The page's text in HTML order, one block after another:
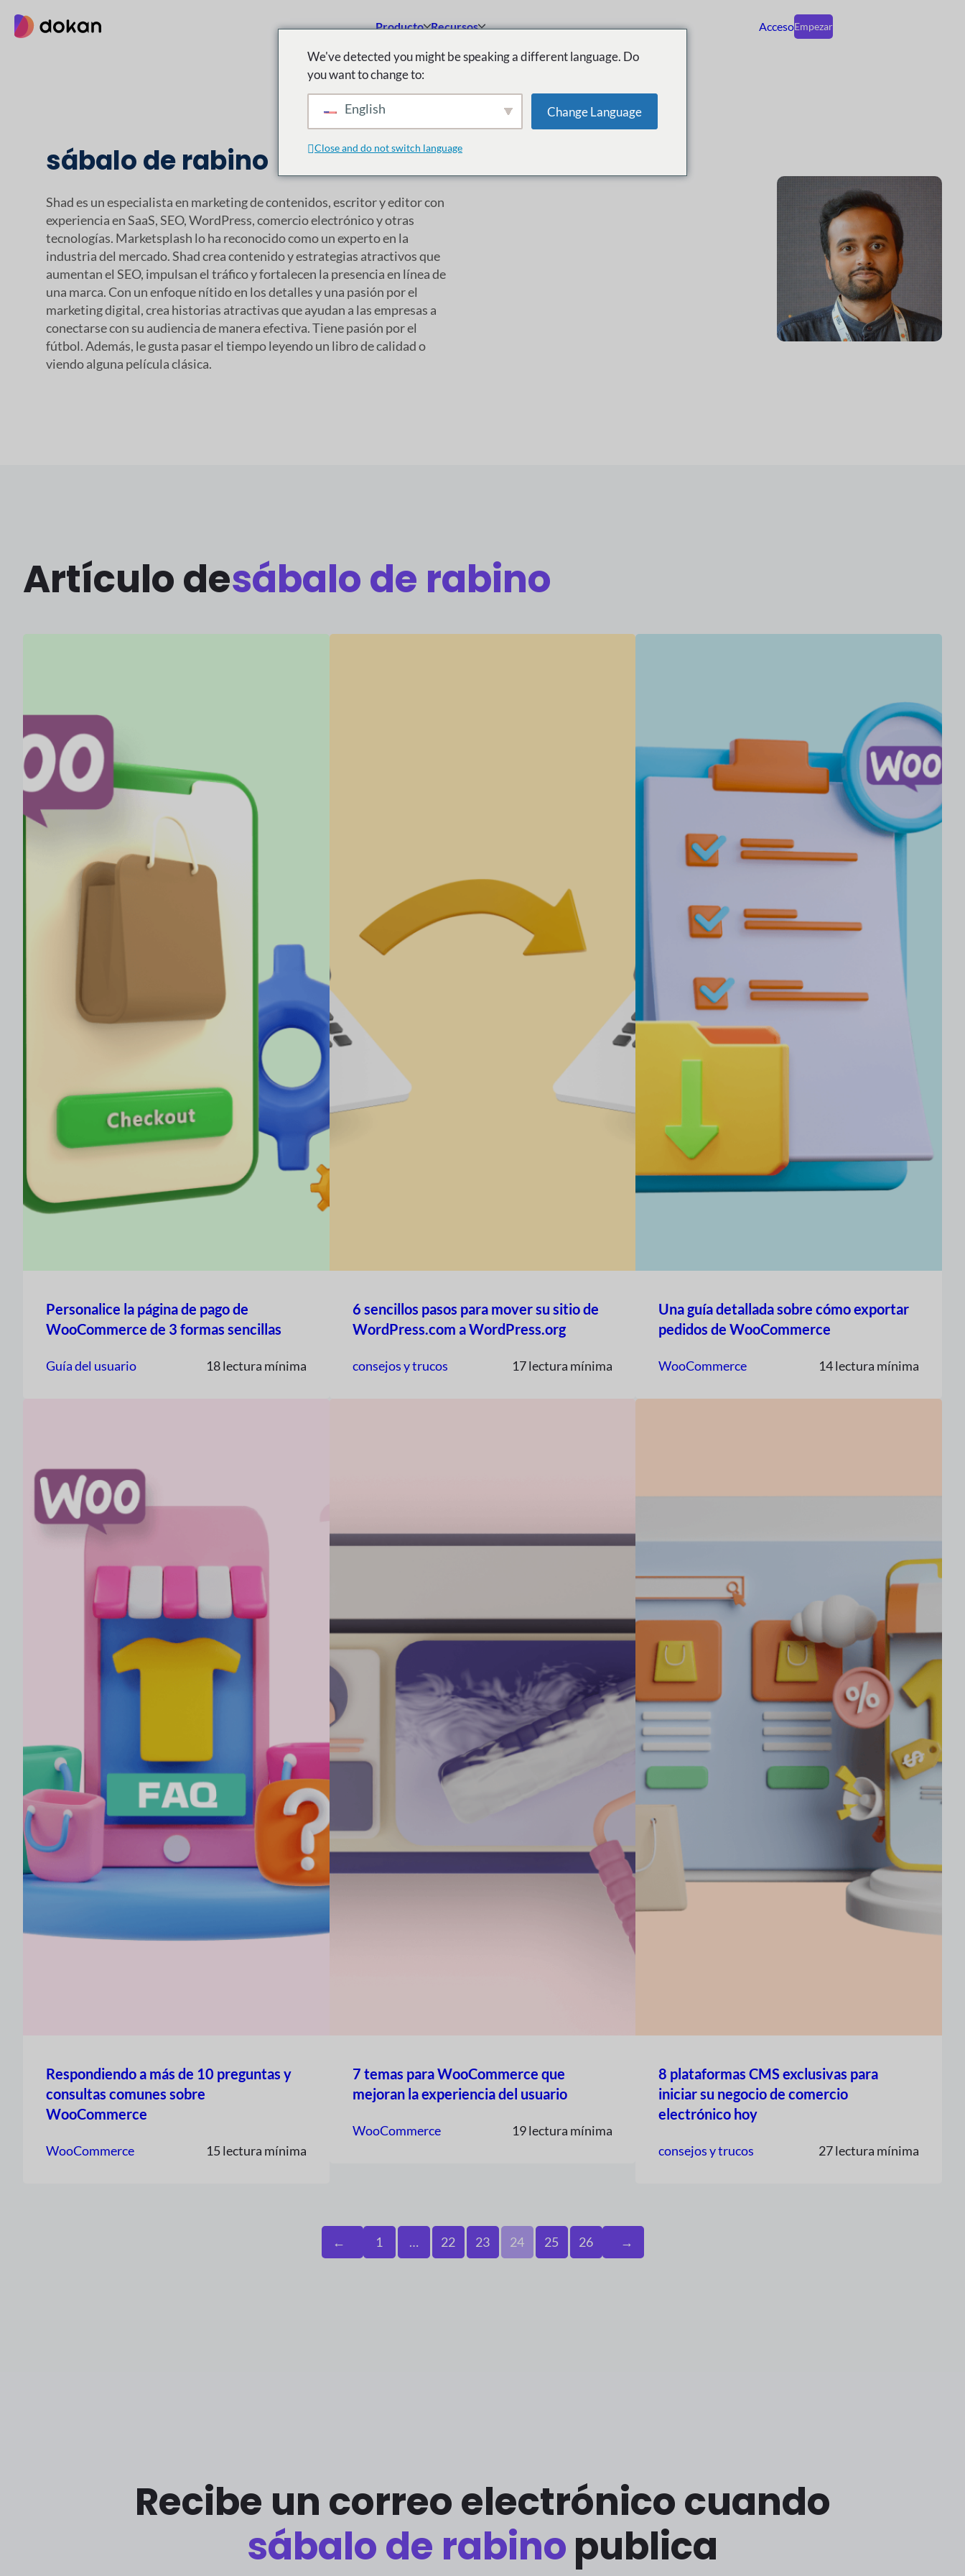
Producto Recursos AccesoEmpezar
sábalo de rabino
Shad es un especialista en marketing de contenidos, escritor y editor con
experiencia en SaaS, SEO, WordPress, comercio electrónico y otras
tecnologías. Marketsplash lo ha reconocido como un experto en la
industria del mercado. Shad crea contenido y estrategias atractivos que
aumentan el SEO, impulsan el tráfico y fortalecen la presencia en línea de
una marca. Con un enfoque nítido en los detalles y una pasión por el
marketing digital, crea historias atractivas que ayudan a las empresas a
conectarse con su audiencia de manera efectiva. Tiene pasión por el
fútbol. Además, le gusta pasar el tiempo leyendo un libro de calidad o
viendo alguna película clásica.
Artículo desábalo de rabino
Personalice la página de pago de
WooCommerce de 3 formas sencillas
Guía del usuario 18 lectura mínima
6 sencillos pasos para mover su sitio de
WordPress.com a WordPress.org
consejos y trucos 17 lectura mínima
Una guía detallada sobre cómo exportar
pedidos de WooCommerce
WooCommerce 14 lectura mínima
Respondiendo a más de 10 preguntas y
consultas comunes sobre
WooCommerce
WooCommerce 15 lectura mínima
7 temas para WooCommerce que
mejoran la experiencia del usuario
WooCommerce 19 lectura mínima
8 plataformas CMS exclusivas para
iniciar su negocio de comercio
electrónico hoy
consejos y trucos 27 lectura mínima
← 1 … 22 23 24 25 26 →
Recibe un correo electrónico cuando
sábalo de rabinopublica
We've detected you might be speaking a different language. Do
you want to change to:
English Change Language
Close and do not switch language